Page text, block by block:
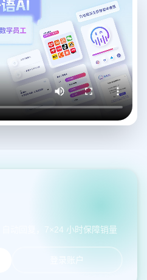
自动回复，7×24 小时保障销量
登录账户